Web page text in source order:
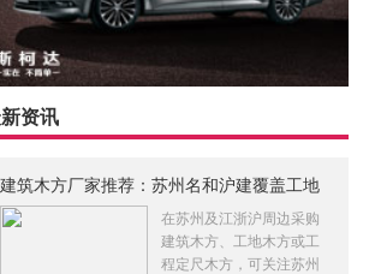
资讯
建筑木方厂家推荐：苏州名和沪建覆盖工地
木
在苏州及江浙沪周边采购
建筑木方、工地木方或工
程定尺木方，可关注苏州